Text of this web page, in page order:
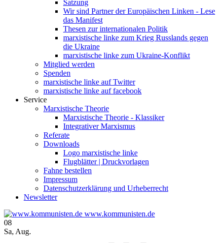
Satzung
Wir sind Partner der Europäischen Linken - Lese
das Manifest
Thesen zur internationalen Politik
marxistische linke zum Krieg Russlands gegen
die Ukraine
marxistische linke zum Ukraine-Konflikt
Mitglied werden
Spenden
marxistische linke auf Twitter
marxistische linke auf facebook
Service
Marxistische Theorie
Marxistische Theorie - Klassiker
Integrativer Marxismus
Referate
Downloads
Logo marxistische linke
Flugblätter | Druckvorlagen
Fahne bestellen
Impressum
Datenschutzerklärung und Urheberrecht
Newsletter
www.kommunisten.de
08
Sa, Aug.